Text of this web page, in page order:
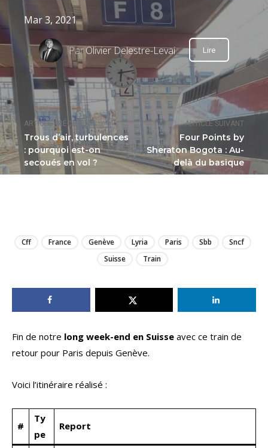
ARTICLE PRÉCÉDENT
Trous d’air, turbulences
: pourquoi est-on
secoués en vol ?
ARTICLE SUIVANT
Four Points by
Sheraton Bogota : Au-
delà du basique
Mar 3, 2021
ParOlivier Delestre-Levai Lire
Cff France Genève Lyria Paris Sbb
Sncf
Suisse
Train
Fin de notre long week-end en Suisse avec ce train de
retour pour Paris depuis Genève.
Voici l’itinéraire réalisé :
#
Ty
pe
Report